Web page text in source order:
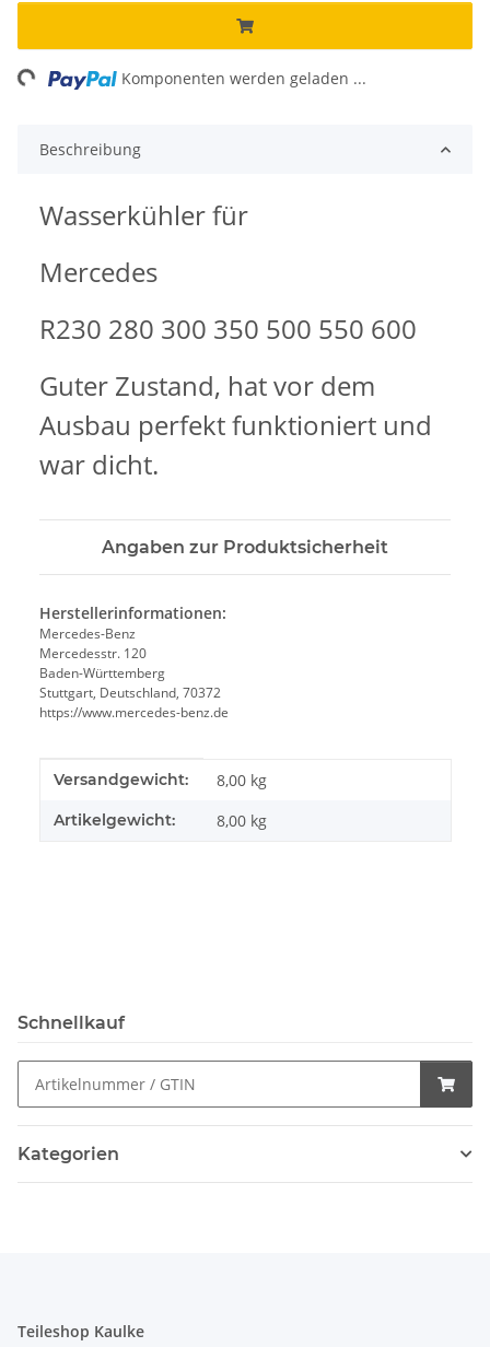
Komponenten werden geladen ...
Beschreibung
Wasserkühler für
Mercedes
R230 280 300 350 500 550 600
Guter Zustand, hat vor dem
Ausbau perfekt funktioniert und
war dicht.
Angaben zur Produktsicherheit
Herstellerinformationen:
Mercedes-Benz
Mercedesstr. 120
Baden-Württemberg
Stuttgart, Deutschland, 70372
https://www.mercedes-benz.de
Produkteigenschaft
Wert
Versandgewicht: 8,00 kg
Artikelgewicht: 8,00 kg
Schnellkauf
Kategorien
Teileshop Kaulke